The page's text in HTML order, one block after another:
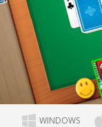
WINDOWS